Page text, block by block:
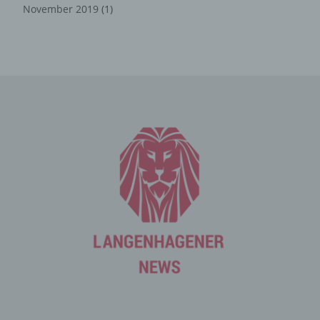
November 2019 (1)
durch uns daher einerseits statistisch und ferner mit dem
Registrierung auf unserer
Die betroffene Person hat die Möglichkeit, sich auf der
Internetseite des für die Verarbeitung Verantwortlichen
unter Angabe von personenbezogenen Daten zu
registrieren. Welche personenbezogenen Daten dabei
an den für die Verarbeitung Verantwortlichen übermittelt